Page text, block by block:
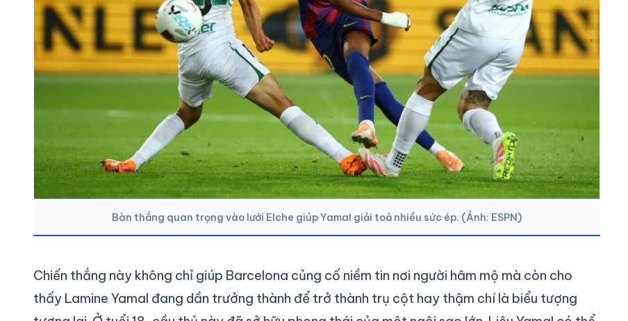
Bàn thắng quan trọng vào lưới Elche giúp Yamal giải toả nhiều sức ép. (Ảnh: ESPN)
Chiến thắng này không chỉ giúp Barcelona củng cố niềm tin nơi người hâm mộ mà còn cho
thấy Lamine Yamal đang dần trưởng thành để trở thành trụ cột hay thậm chí là biểu tượng